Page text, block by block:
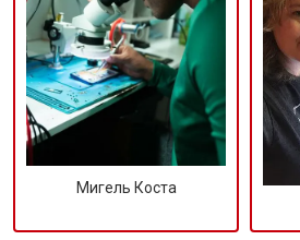
Мигель Коста